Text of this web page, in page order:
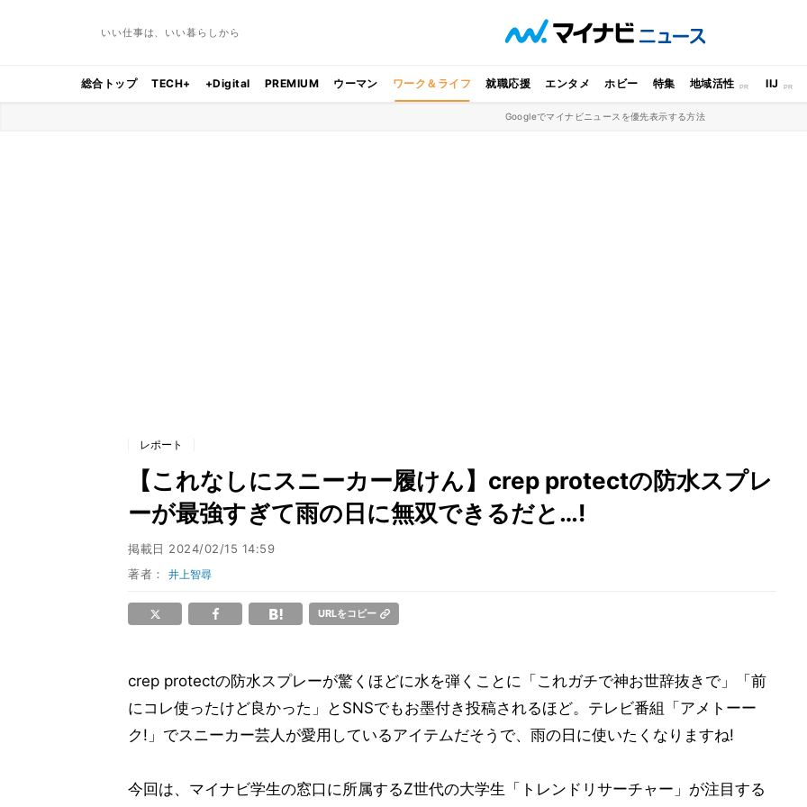
いい仕事は、いい暮らしから
総合トップ TECH+ +Digital PREMIUM ウーマン ワーク＆ライフ 就職応援 エンタメ ホビー 特集 地域活性 IIJ
Googleでマイナビニュースを優先表示する方法
レポート
【これなしにスニーカー履けん】crep protectの防水スプレ
ーが最強すぎて雨の日に無双できるだと…!
掲載日 2024/02/15 14:59
著者：井上智尋
URLをコピー
crep protectの防水スプレーが驚くほどに水を弾くことに「これガチで神お世辞抜きで」「前
にコレ使ったけど良かった」とSNSでもお墨付き投稿されるほど。テレビ番組「アメトーー
ク!」でスニーカー芸人が愛用しているアイテムだそうで、雨の日に使いたくなりますね!
今回は、マイナビ学生の窓口に所属するZ世代の大学生「トレンドリサーチャー」が注目する